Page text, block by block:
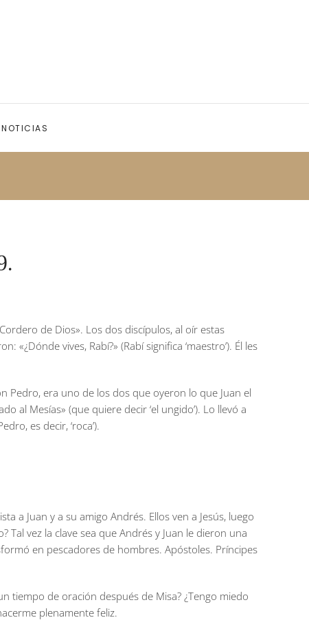
NOTICIAS
de Dios». Los dos discípulos, al oír estas
«¿Dónde vives, Rabí?» (Rabí significa ‘maestro’). Él les
Pedro, era uno de los dos que oyeron lo que Juan el
al Mesías» (que quiere decir ‘el ungido’). Lo llevó a
es decir, ‘roca’).
a Juan y a su amigo Andrés. Ellos ven a Jesús, luego
vez la clave sea que Andrés y Juan le dieron una
en pescadores de hombres. Apóstoles. Príncipes
tiempo de oración después de Misa? ¿Tengo miedo
plenamente feliz.